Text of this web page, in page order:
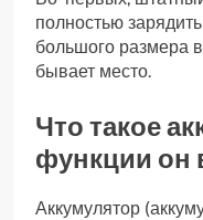
полностью
большого размера
бывает место.
Что такое
функции он
Аккумулятор